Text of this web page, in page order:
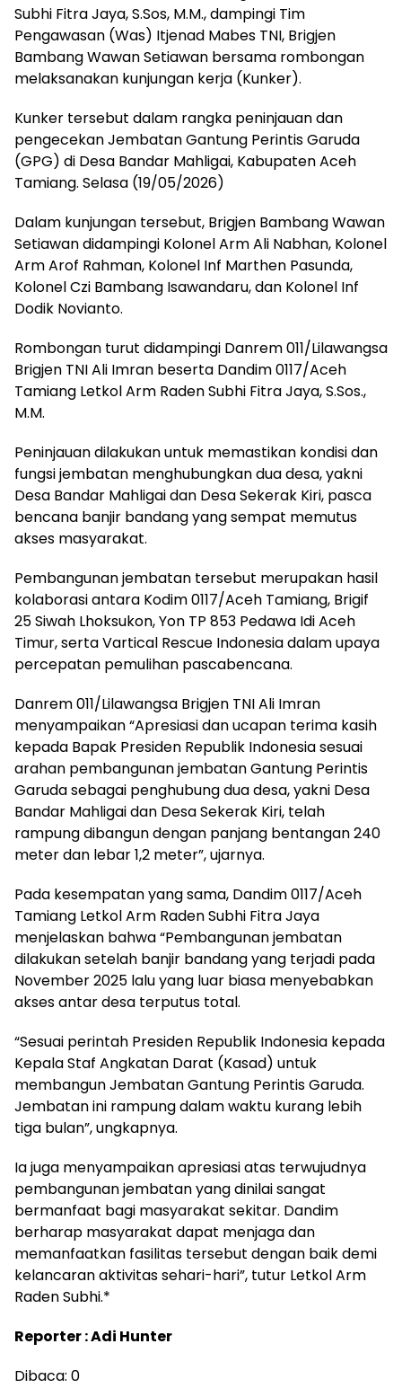
Subhi Fitra Jaya, S.Sos, M.M., dampingi Tim
Pengawasan (Was) Itjenad Mabes TNI, Brigjen
Bambang Wawan Setiawan bersama rombongan
melaksanakan kunjungan kerja (Kunker).
Kunker tersebut dalam rangka peninjauan dan
pengecekan Jembatan Gantung Perintis Garuda
(GPG) di Desa Bandar Mahligai, Kabupaten Aceh
Tamiang. Selasa (19/05/2026)
Dalam kunjungan tersebut, Brigjen Bambang Wawan
Setiawan didampingi Kolonel Arm Ali Nabhan, Kolonel
Arm Arof Rahman, Kolonel Inf Marthen Pasunda,
Kolonel Czi Bambang Isawandaru, dan Kolonel Inf
Dodik Novianto.
Rombongan turut didampingi Danrem 011/Lilawangsa
Brigjen TNI Ali Imran beserta Dandim 0117/Aceh
Tamiang Letkol Arm Raden Subhi Fitra Jaya, S.Sos.,
M.M.
Peninjauan dilakukan untuk memastikan kondisi dan
fungsi jembatan menghubungkan dua desa, yakni
Desa Bandar Mahligai dan Desa Sekerak Kiri, pasca
bencana banjir bandang yang sempat memutus
akses masyarakat.
Pembangunan jembatan tersebut merupakan hasil
kolaborasi antara Kodim 0117/Aceh Tamiang, Brigif
25 Siwah Lhoksukon, Yon TP 853 Pedawa Idi Aceh
Timur, serta Vartical Rescue Indonesia dalam upaya
percepatan pemulihan pascabencana.
Danrem 011/Lilawangsa Brigjen TNI Ali Imran
menyampaikan “Apresiasi dan ucapan terima kasih
kepada Bapak Presiden Republik Indonesia sesuai
arahan pembangunan jembatan Gantung Perintis
Garuda sebagai penghubung dua desa, yakni Desa
Bandar Mahligai dan Desa Sekerak Kiri, telah
rampung dibangun dengan panjang bentangan 240
meter dan lebar 1,2 meter”, ujarnya.
Pada kesempatan yang sama, Dandim 0117/Aceh
Tamiang Letkol Arm Raden Subhi Fitra Jaya
menjelaskan bahwa “Pembangunan jembatan
dilakukan setelah banjir bandang yang terjadi pada
November 2025 lalu yang luar biasa menyebabkan
akses antar desa terputus total.
“Sesuai perintah Presiden Republik Indonesia kepada
Kepala Staf Angkatan Darat (Kasad) untuk
membangun Jembatan Gantung Perintis Garuda.
Jembatan ini rampung dalam waktu kurang lebih
tiga bulan”, ungkapnya.
Ia juga menyampaikan apresiasi atas terwujudnya
pembangunan jembatan yang dinilai sangat
bermanfaat bagi masyarakat sekitar. Dandim
berharap masyarakat dapat menjaga dan
memanfaatkan fasilitas tersebut dengan baik demi
kelancaran aktivitas sehari-hari”, tutur Letkol Arm
Raden Subhi.*
Reporter : Adi Hunter
Dibaca: 0